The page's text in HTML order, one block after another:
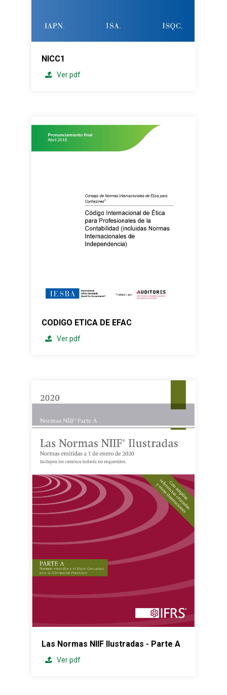
NICC1
Ver pdf
CODIGO ETICA DE EFAC
Ver pdf
Las Normas NIIF Ilustradas - Parte A
Ver pdf